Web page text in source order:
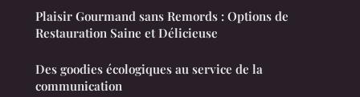
Plaisir Gourmand sans Remords : Options de
Restauration Saine et Délicieuse
Des goodies écologiques au service de la
communication